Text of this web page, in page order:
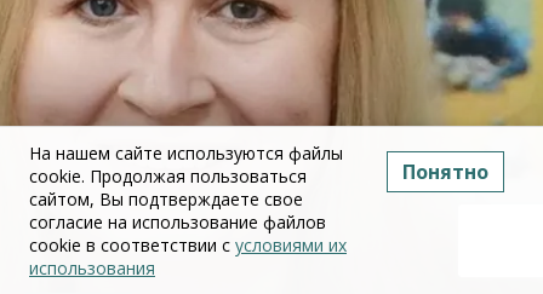
На нашем сайте используются файлы
cookie. Продолжая пользоваться
сайтом, Вы подтверждаете свое
согласие на использование файлов
cookie в соответствии с условиями их
использования
Понятно